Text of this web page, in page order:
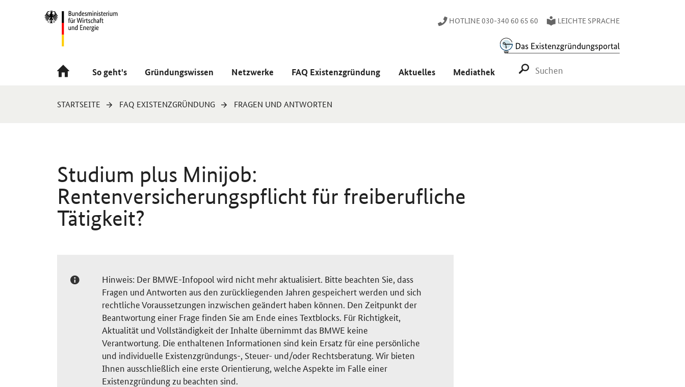
Navigation
Hauptmenü HOTLINE 030-340 60 65 60 LEICHTE SPRACHE
So geht's Gründungswissen Netzwerke FAQ Existenzgründung Aktuelles Mediathek SUCHE STARTEN
Sie
STARTSEITE FAQ EXISTENZGRÜNDUNG FRAGEN UND ANTWORTEN
Studium plus Minijob:
Rentenversicherungspflicht für freiberufliche
Tätigkeit?
Hinweis: Der BMWE-Infopool wird nicht mehr aktualisiert. Bitte beachten Sie, dass
Fragen und Antworten aus den zurückliegenden Jahren gespeichert werden und sich
rechtliche Voraussetzungen inzwischen geändert haben können. Den Zeitpunkt der
Beantwortung einer Frage finden Sie am Ende eines Textblocks. Für Richtigkeit,
Aktualität und Vollständigkeit der Inhalte übernimmt das BMWE keine
Verantwortung. Die enthaltenen Informationen sind kein Ersatz für eine persönliche
und individuelle Existenzgründungs-, Steuer- und/oder Rechtsberatung. Wir bieten
Ihnen ausschließlich eine erste Orientierung, welche Aspekte im Falle einer
Existenzgründung zu beachten sind.